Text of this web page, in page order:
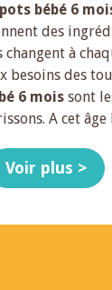
bébé 6
des
changent à
besoins des
6 mois sont
A cet
Voir plus >